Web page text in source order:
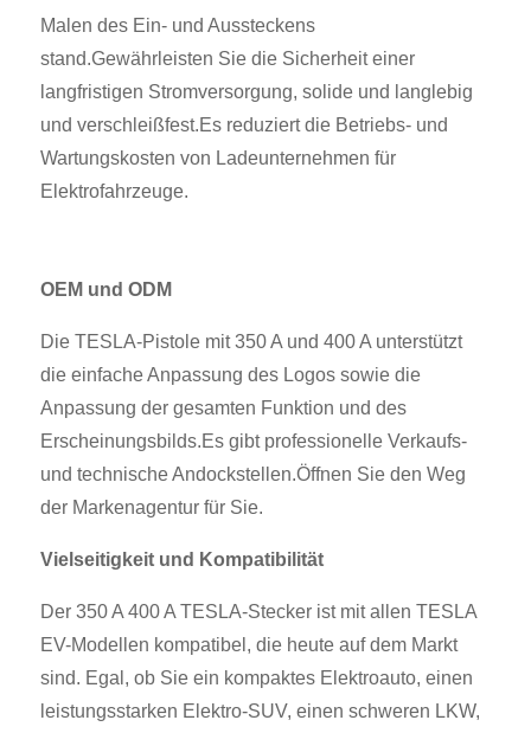
Malen des Ein- und Aussteckens
stand.Gewährleisten Sie die Sicherheit einer
langfristigen Stromversorgung, solide und langlebig
und verschleißfest.Es reduziert die Betriebs- und
Wartungskosten von Ladeunternehmen für
Elektrofahrzeuge.
OEM und ODM
Die TESLA-Pistole mit 350 A und 400 A unterstützt
die einfache Anpassung des Logos sowie die
Anpassung der gesamten Funktion und des
Erscheinungsbilds.Es gibt professionelle Verkaufs-
und technische Andockstellen.Öffnen Sie den Weg
der Markenagentur für Sie.
Vielseitigkeit und Kompatibilität
Der 350 A 400 A TESLA-Stecker ist mit allen TESLA
EV-Modellen kompatibel, die heute auf dem Markt
sind. Egal, ob Sie ein kompaktes Elektroauto, einen
leistungsstarken Elektro-SUV, einen schweren LKW,